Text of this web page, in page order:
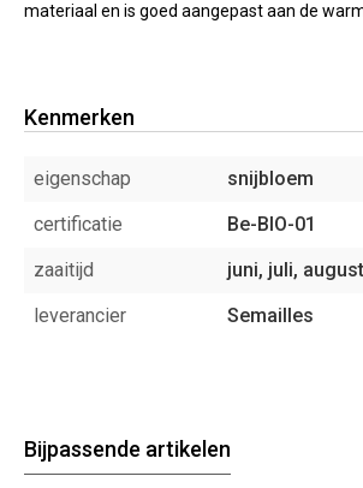
materiaal en is goed aangepast aan de
Kenmerken
eigenschap
snijbloem
certificatie
Be-BIO-01
zaaitijd
juni, juli,
leverancier
Semailles
Bijpassende artikelen